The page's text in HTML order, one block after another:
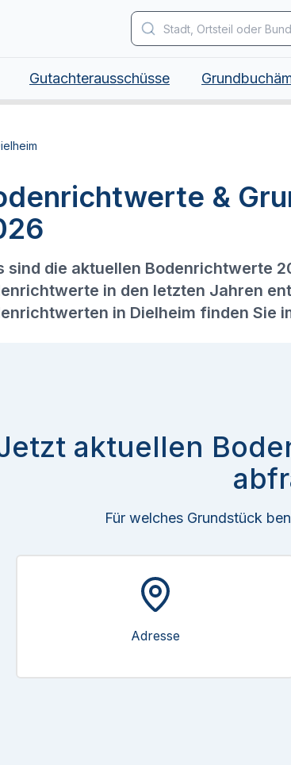
Gutachterausschüsse
&
sind die aktuellen Bodenrichtwerte
in den letzten Jahren
in Dielheim finden Sie
aktuellen
Für welches Grundstück
Adresse